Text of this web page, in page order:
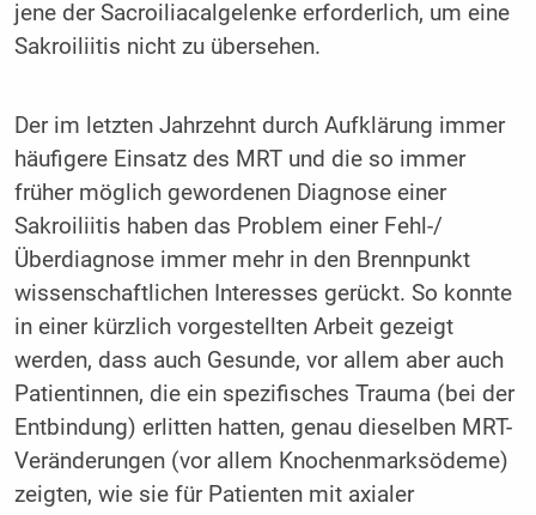
jene der Sacroiliacalgelenke erforderlich, um eine
Sakroiliitis nicht zu übersehen.
Der im letzten Jahrzehnt durch Aufklärung immer
häufigere Einsatz des MRT und die so immer
früher möglich gewordenen Diagnose einer
Sakroiliitis haben das Problem einer Fehl-/
Überdiagnose immer mehr in den Brennpunkt
wissenschaftlichen Interesses gerückt. So konnte
in einer kürzlich vorgestellten Arbeit gezeigt
werden, dass auch Gesunde, vor allem aber auch
Patientinnen, die ein spezifisches Trauma (bei der
Entbindung) erlitten hatten, genau dieselben MRT-
Veränderungen (vor allem Knochenmarksödeme)
zeigten, wie sie für Patienten mit axialer